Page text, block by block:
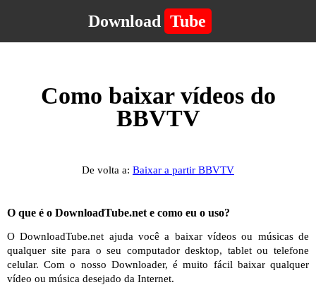
Download Tube
Como baixar vídeos do
BBVTV
De volta a: Baixar a partir BBVTV
O que é o DownloadTube.net e como eu o uso?
O DownloadTube.net ajuda você a baixar vídeos ou músicas de
qualquer site para o seu computador desktop, tablet ou telefone
celular. Com o nosso Downloader, é muito fácil baixar qualquer
vídeo ou música desejado da Internet.